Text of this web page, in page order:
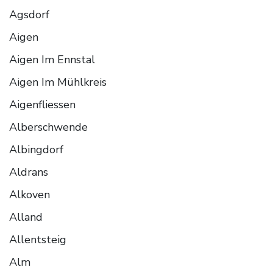
Agsdorf
Aigen
Aigen Im Ennstal
Aigen Im Mühlkreis
Aigenfliessen
Alberschwende
Albingdorf
Aldrans
Alkoven
Alland
Allentsteig
Alm